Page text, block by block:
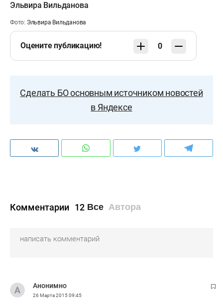
Эльвира Вильданова
Фото: Эльвира Вильданова
Оцените публикацию! 0
Сделать БО основным источником новостей
в Яндексе
Комментарии 12 Все Автора
Анонимно
26 Марта 201509:45